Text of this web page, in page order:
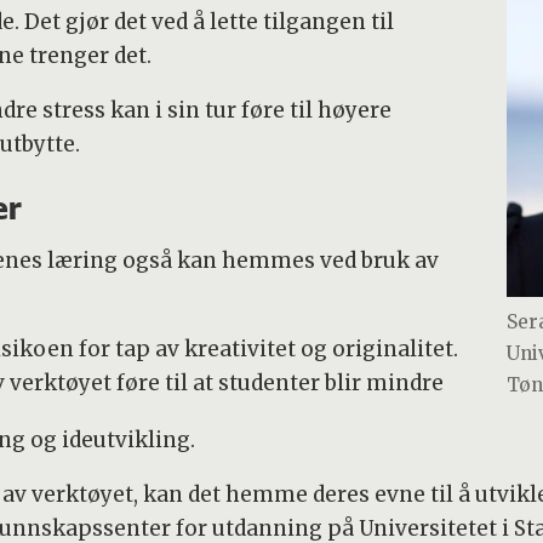
Det gjør det ved å lette tilgangen til
trenger det.
stress kan i sin tur føre til høyere
læring også kan hemmes ved bruk av
for tap av kreativitet og originalitet.
føre til at studenter blir mindre
og ideutvikling.
verktøyet, kan det hemme deres evne til å
for utdanning på Universitetet i